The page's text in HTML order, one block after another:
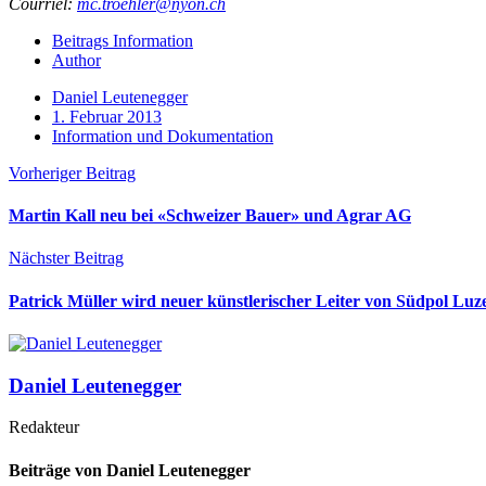
Beitrags Information
Author
Daniel Leutenegger
1. Februar 2013
Information und Dokumentation
Vorheriger Beitrag
Martin Kall neu bei «Schweizer Bauer» und Agrar AG
Nächster Beitrag
Patrick Müller wird neuer künstlerischer Leiter von Südpol
Daniel Leutenegger
Redakteur
Beiträge von Daniel Leutenegger